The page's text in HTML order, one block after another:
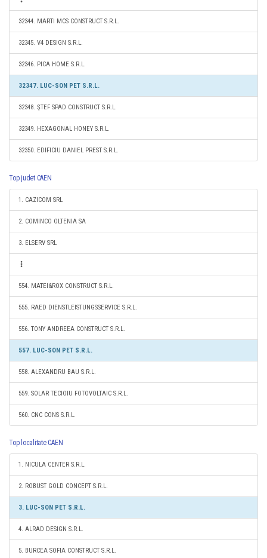
32344. MARTI MCS CONSTRUCT S.R.L.
32345. V4 DESIGN S.R.L.
32346. PICA HOME S.R.L.
32347. LUC-SON PET S.R.L.
32348. ŞTEF SPAD CONSTRUCT S.R.L.
32349. HEXAGONAL HONEY S.R.L.
32350. EDIFICIU DANIEL PREST S.R.L.
Top judet CAEN
1. CAZICOM SRL
2. COMINCO OLTENIA SA
3. ELSERV SRL
554. MATEI&ROX CONSTRUCT S.R.L.
555. RAED DIENSTLEISTUNGSSERVICE S.R.L.
556. TONY ANDREEA CONSTRUCT S.R.L.
557. LUC-SON PET S.R.L.
558. ALEXANDRU BAU S.R.L.
559. SOLAR TECIOIU FOTOVOLTAIC S.R.L.
560. CNC CONS S.R.L.
Top localitate CAEN
1. NICULA CENTER S.R.L.
2. ROBUST GOLD CONCEPT S.R.L.
3. LUC-SON PET S.R.L.
4. ALRAD DESIGN S.R.L.
5. BURCEA SOFIA CONSTRUCT S.R.L.